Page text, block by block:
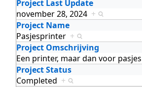
Project Last Update
november 28, 2024 +
Project Name
Pasjesprinter +
Project Omschrijving
Een printer, maar dan voor pasjes
Project Status
Completed +